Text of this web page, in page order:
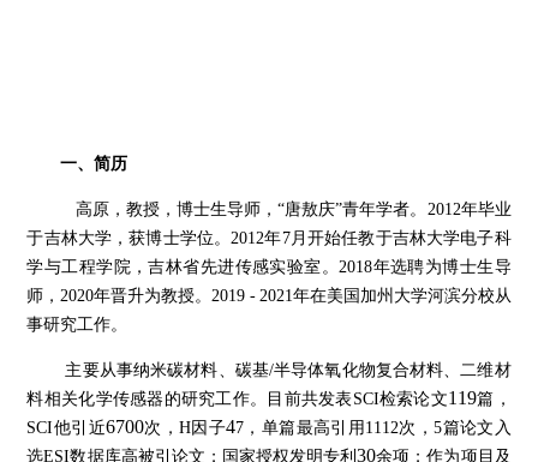
一、简历
高原，教授， 博士生导师 ，“ 唐敖庆”青年学者。 2012年毕业
于吉林大学 ，获博士学位。 2012年7月 开始任教于吉林大学电子科
学与工程学院 ，吉林省先进传感实验室 。 2018年选聘为博士生导
师， 2020年晋升为教授。 2019 - 2021年在美国加州大学河滨分校从
事研究工作。
主要从事纳米碳材料、碳基/半导体氧化物复合材料、二维材
料相关化学传感器的研究工作。目前共发表SCI检索论文119篇，
SCI他引 近6700次， H因子47 ，单篇最高引用 1112次 ，5篇论文入
选ESI数据库高被引论文；国家授权发明专利30余项；作为项目 及